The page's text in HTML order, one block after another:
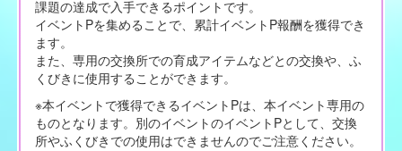
課題の達成で入手できるポイントです。
イベントPを集めることで、累計イベントP報酬を獲得でき
ます。
また、専用の交換所での育成アイテムなどとの交換や、ふ
くびきに使用することができます。
※本イベントで獲得できるイベントPは、本イベント専用の
ものとなります。別のイベントのイベントPとして、交換
所やふくびきでの使用はできませんのでご注意ください。